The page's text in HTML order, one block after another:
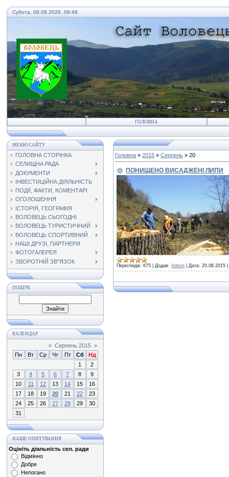
Субота, 08.08.2026, 09:48
ГОЛОВНА
МЕНЮ САЙТУ
ГОЛОВНА СТОРІНКА
СЕЛИЩНА РАДА
ДОКУМЕНТИ
ІНВЕСТИЦІЙНА ДІЯЛЬНІСТЬ
ПОДІЇ, ФАКТИ, КОМЕНТАРІ
ОГОЛОШЕННЯ
ІСТОРІЯ, ГЕОГРАФІЯ
ВОЛОВЕЦЬ СЬОГОДНІ
ВОЛОВЕЦЬ ТУРИСТИЧНИЙ
ВОЛОВЕЦЬ СПОРТИВНИЙ
НАШІ ДРУЗІ, ПАРТНЕРИ
ФОТОГАЛЕРЕЯ
ЗВОРОТНІЙ ЗВ"ЯЗОК
ПОШУК
КАЛЕНДАР
« Серпень 2015 »
Пн
Вт Ср Чт Пт Сб
Нд
1
2
3
4 5 6 7 8
9
10
11 12 13 14 15
16
17
18 19 20 21 22
23
24
25 26 27 28 29
30
31
НАШЕ ОПИТУВАННЯ
Оцініть діяльність сел. ради
Відмінно
Добре
Непогано
Головна » 2015 » Серпень » 20
ПОНИЩЕНО ВИСАДЖЕНІ ЛИПИ
Переглядів: 675 Додав: Admin Дата: 20.08.2015